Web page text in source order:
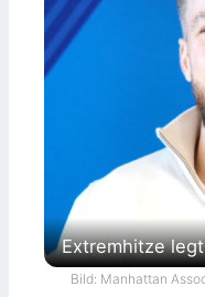
Extremhitze
Bild: Manhattan